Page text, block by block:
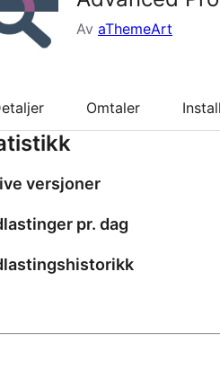
Av aThemeArt
Omtaler
versjoner
pr. dag